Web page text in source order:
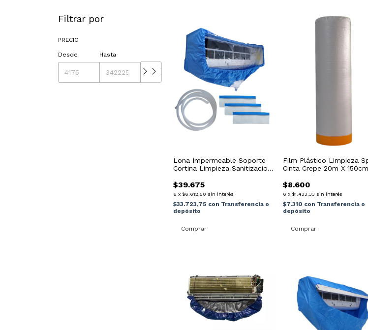
Filtrar por
PRECIO
Desde Hasta
Lona Impermeable Soporte
Cortina Limpieza Sanitizacion
$39.675
6 x $6.612,50 sin interés
$33.723,75 con Transferencia o
depósito
Film Plástico Limpieza
Cinta Crepe 20m X 150cm
$8.600
6 x $1.433,33 sin interés
$7.310 con Transferencia o
depósito